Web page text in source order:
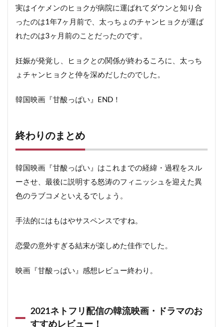
実はイケメンのヒョクが病院に運ばれてダウンと知り合
ったのは1年7ヶ月前で、太っちょのチャンヒョクが運ば
れたのは3ヶ月前のことだったのです。
妊娠が発覚し、ヒョクとの関係が終わるころに、太っち
ょチャンヒョクと仲を深めだしたのでした。
韓国映画『甘酸っぱい』END！
終わりのまとめ
韓国映画『甘酸っぱい』はこれまでの経緯・過程をスル
ーさせ、最後に説明する怒涛のフィニッシュを迎えた異
色のラブコメといえるでしょう。
手法的にはもはやサスペンスですね。
恋愛の意外すぎる結末が楽しめた佳作でした。
映画『甘酸っぱい』感想レビュー終わり。
2021ネトフリ配信の韓流映画・ドラマのお
すすめレビュー！